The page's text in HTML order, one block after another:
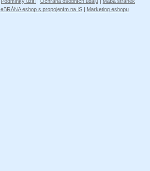
eBRÁNA eshop s propojením na IS | Marketing eshopu